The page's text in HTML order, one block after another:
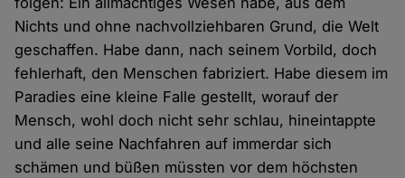
Nichts und ohne nachvollziehbaren Grund, die Welt
geschaffen. Habe dann, nach seinem Vorbild, doch
fehlerhaft, den Menschen fabriziert. Habe diesem im
Paradies eine kleine Falle gestellt, worauf der
Mensch, wohl doch nicht sehr schlau, hineintappte
und alle seine Nachfahren auf immerdar sich
schämen und büßen müssten vor dem höchsten